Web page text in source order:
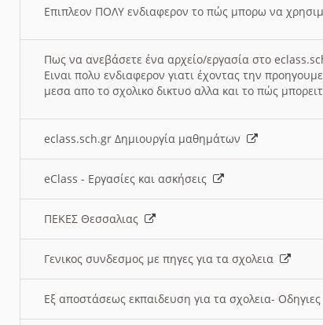
Επιπλεον ΠΟΛΥ ενδιαφερον το πώς μπορω να
Πως να ανεβάσετε ένα αρχείο/εργασία στο
Ειναι πολυ ενδιαφερον γιατι έχοντας την
μεσα απο το σχολικο δικτυο αλλα και το πώς
eclass.sch.gr Δημιουργία μαθημάτων
eClass - Εργασίες και ασκήσεις
ΠΕΚΕΣ Θεσσαλιας
Γενικος συνδεσμος με πηγες για τα σχολεια
Εξ αποστάσεως εκπαιδευση για τα σχολεια-